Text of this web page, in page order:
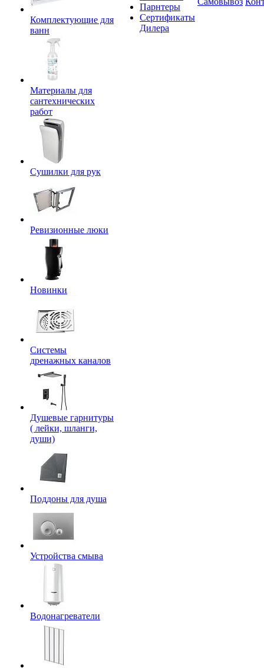
Комплектующие для
ванн
Материалы для
сантехнических
работ
Сушилки для рук
Ревизионные люки
Новинки
Системы
дренажных каналов
Душевые гарнитуры
( лейки, шланги,
души)
Поддоны для душа
Устройства смыва
Водонагреватели
Парнтеры
Сертификаты
Дилера